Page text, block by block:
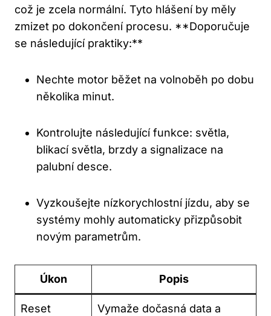
což je zcela normální. Tyto hlášení by měly
zmizet po dokončení procesu. **Doporučuje
se následující praktiky:**
Nechte motor běžet na volnoběh po dobu
několika minut.
Kontrolujte následující funkce: světla,
blikací světla, brzdy a signalizace na
palubní desce.
Vyzkoušejte nízkorychlostní jízdu, aby se
systémy mohly automaticky přizpůsobit
novým parametrům.
Úkon Popis
Reset
Vymaže dočasná data a